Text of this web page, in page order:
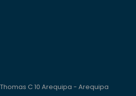
C 10 Arequipa - Arequipa